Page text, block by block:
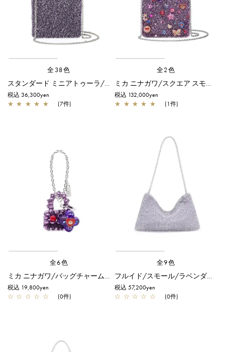
全38色
スタンダード ミニアトゥーラ/アメジスト
税込 36,300yen
★ ★ ★ ★ ★ (7件)
全2色
ミカ ニナガワ/スクエア スモール/アメジスト
税込 132,000yen
★ ★ ★ ★ ★ (1件)
全6色
ミカ ニナガワ/バッグチャーム/アメジスト
税込 19,800yen
☆ ☆ ☆ ☆ ☆ (0件)
全9色
フルイド/スモール/ラベンダーシルバー
税込 57,200yen
☆ ☆ ☆ ☆ ☆ (0件)